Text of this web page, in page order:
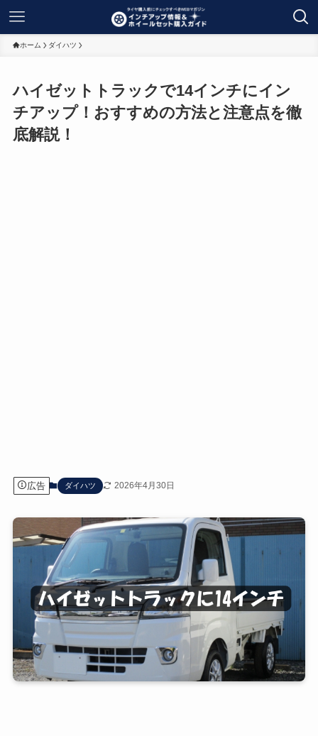
ホーム ダイハツ
ハイゼットトラックで14インチにイン
チアップ！おすすめの方法と注意点を徹
底解説！
広告 ダイハツ 2026年4月30日